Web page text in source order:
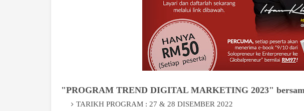
"PROGRAM TREND DIGITAL MARKETING 2023"
TARIKH PROGRAM : 27 & 28 DISEMBER 2022